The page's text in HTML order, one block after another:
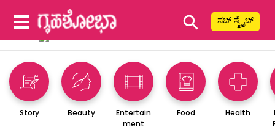
⚲ ಸಬ್ ಸ್ಕ್ರೈಬ್
Story Beauty
Entertain
ment
Food Health